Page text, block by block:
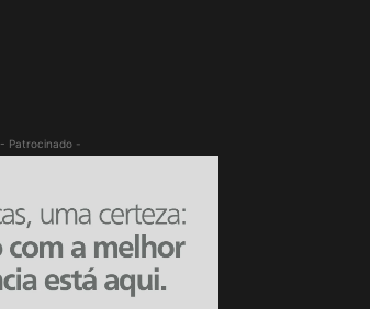
- Patrocinado -